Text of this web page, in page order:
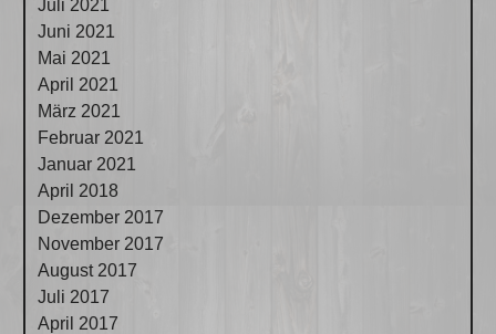
Juli 2021
Juni 2021
Mai 2021
April 2021
März 2021
Februar 2021
Januar 2021
April 2018
Dezember 2017
November 2017
August 2017
Juli 2017
April 2017